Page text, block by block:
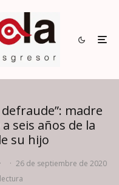
madre
seis años de la
su hijo
· · 26 de septiembre de 2020